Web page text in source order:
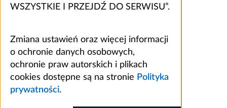
WSZYSTKIE I PRZEJDŹ DO SERWISU”.
Zmiana ustawień oraz więcej informacji
o ochronie danych osobowych,
ochronie praw autorskich i plikach
cookies dostępne są na stronie Polityka
prywatności.